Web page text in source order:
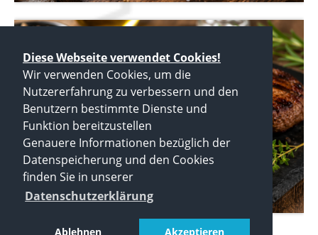
Diese Webseite verwendet Cookies!
Wir verwenden Cookies, um die
Nutzererfahrung zu verbessern und den
Benutzern bestimmte Dienste und
Funktion bereitzustellen
Genauere Informationen bezüglich der
Datenspeicherung und den Cookies
finden Sie in unserer
Datenschutzerklärung
Ablehnen Akzeptieren